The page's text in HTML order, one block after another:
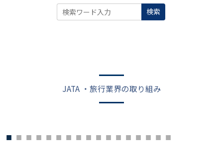
検索
JATA ・旅行業界の取り組み